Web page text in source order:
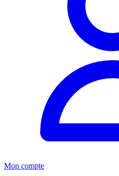
Mon compte